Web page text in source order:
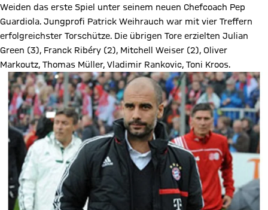
Weiden das erste Spiel unter seinem neuen Chefcoach Pep
Guardiola. Jungprofi Patrick Weihrauch war mit vier Treffern
erfolgreichster Torschütze. Die übrigen Tore erzielten Julian
Green (3), Franck Ribéry (2), Mitchell Weiser (2), Oliver
Markoutz, Thomas Müller, Vladimir Rankovic, Toni Kroos.